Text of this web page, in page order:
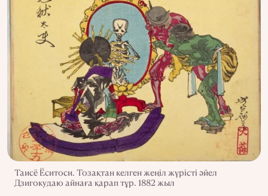
Таисё Ёситоси. Тозақтан келген жеңіл жүрісті әйел
Дзигокудаю айнаға қарап тұр. 1882 жыл